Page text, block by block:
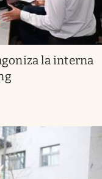
la interna